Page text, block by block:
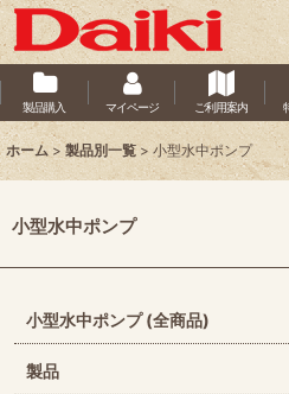
製品購入 マイページ ご利用案内
ホーム > 製品別一覧 > 小型水中ポンプ
小型水中ポンプ
小型水中ポンプ (全商品)
製品